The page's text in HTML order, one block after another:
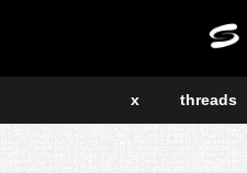
x threads